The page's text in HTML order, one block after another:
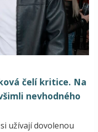
čelí kritice. Na
nevhodného
užívají dovolenou